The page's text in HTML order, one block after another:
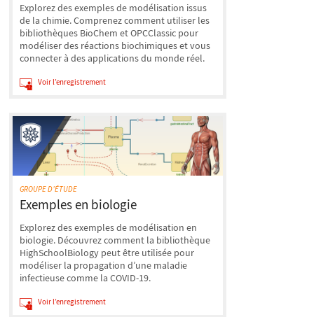
Explorez des exemples de modélisation issus
de la chimie. Comprenez comment utiliser les
bibliothèques BioChem et OPCClassic pour
modéliser des réactions biochimiques et vous
connecter à des applications du monde réel.
Voir l’enregistrement
GROUPE D’ÉTUDE
Exemples en biologie
Explorez des exemples de modélisation en
biologie. Découvrez comment la bibliothèque
HighSchoolBiology peut être utilisée pour
modéliser la propagation d’une maladie
infectieuse comme la COVID-19.
Voir l’enregistrement